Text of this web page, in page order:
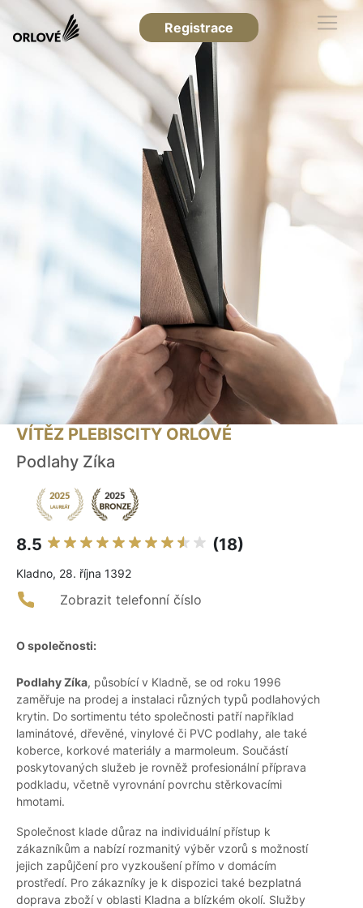
Registrace
VÍTĚZ PLEBISCITY ORLOVÉ
Podlahy Zíka
8.5 (18)
Kladno, 28. října 1392
Zobrazit telefonní číslo
O společnosti:
Podlahy Zíka, působící v Kladně, se od roku 1996
zaměřuje na prodej a instalaci různých typů podlahových
krytin. Do sortimentu této společnosti patří například
laminátové, dřevěné, vinylové či PVC podlahy, ale také
koberce, korkové materiály a marmoleum. Součástí
poskytovaných služeb je rovněž profesionální příprava
podkladu, včetně vyrovnání povrchu stěrkovacími
hmotami.
Společnost klade důraz na individuální přístup k
zákazníkům a nabízí rozmanitý výběr vzorů s možností
jejich zapůjčení pro vyzkoušení přímo v domácím
prostředí. Pro zákazníky je k dispozici také bezplatná
doprava zboží v oblasti Kladna a blízkém okolí. Služby